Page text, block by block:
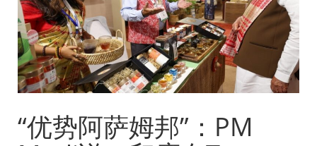
“优势阿萨姆邦”：PM